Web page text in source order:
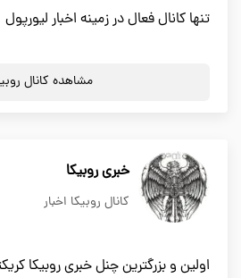
تنها کانال فعال در زمینه اخبار لیورپول
مشاهده کانال
خبری روبیکا
کانال روبیکا اخبار
اولین و بزرگترین چنل خبری روبیکا